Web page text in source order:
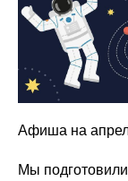
Афиша на
Мы